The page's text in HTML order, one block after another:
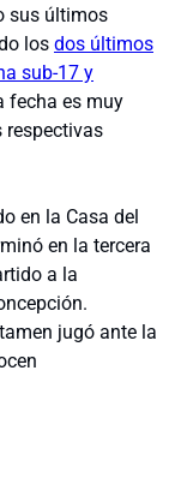
sus últimos
los dos últimos
sub-17 y
fecha es muy
respectivas
en la Casa del
en la tercera
a la
jugó ante la